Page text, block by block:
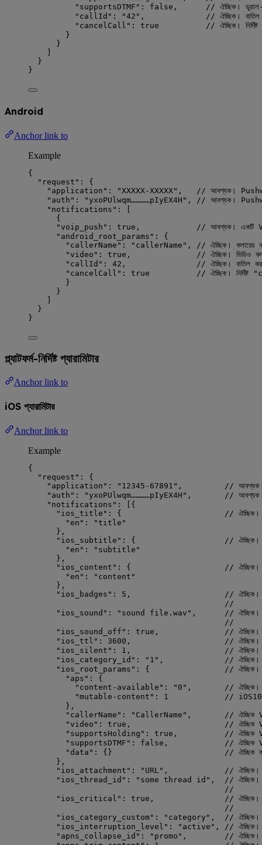
"supportsDTMF" : false , // ঐচ্ছিক। ডুয়াল-
"callId" : "42 " , // ঐচ্ছিক। বাতিল
"cancelCall" : true
// ঐচ্ছিক।
}
}
}
}
Android
Anchor link to
Example
{
"request" : {
"application" : " XXXXX-XXXXX" ,
// আবশ্যক।
"auth" : " yxoPUlwqm…………pIyEX4H " ,
// আবশ্যক।
"notifications" : [
{
"voip_push" : true ,
// আবশ্যক। একটি
"android_root_params" : {
"callerName" : " callerName " ,
// ঐচ্ছিক।
"video" : true ,
// ঐচ্ছিক। ভিডিও কল
"callId" : 42 ,
// ঐচ্ছিক। বাতিল
"cancelCall" : true
// ঐচ্ছিক।
}
}
}
}
প্ল্যাটফর্ম-নির্দিষ্ট প্যারামিটার
Anchor link to
iOS প্যারামিটার
Anchor link to
Example
{
"request" : {
"application" : " 12345-67891 " ,
// আবশ্যক।
"auth" : " yxoPUlwqm…………pIyEX4H " ,
// আবশ্যক।
"notifications" : [{
"ios_title" : {
// ঐচ্ছিক।
"en" : " title "
},
"ios_subtitle" : {
// ঐচ্ছিক।
"en" : " subtitle "
},
"ios_content" : {
// ঐচ্ছিক।
"en" : " content "
},
"ios_badges" : 5 ,
// ঐচ্ছিক।
//
"ios_sound" : " sound file.wav " ,
// ঐচ্ছিক।
//
"ios_sound_off" : true ,
// ঐচ্ছিক।
"ios_ttl" : 3600 ,
// ঐচ্ছিক।
"ios_silent" : 1 ,
// ঐচ্ছিক।
"ios_category_id" : " 1 " ,
// ঐচ্ছিক।
"ios_root_params" : {
// ঐচ্ছিক।
"aps" : {
"content-available" : " 0 " ,
// ঐচ্ছিক।
"mutable-content" : 1
// iOS10+
},
"callerName" : " CallerName " ,
// ঐচ্ছিক
"video" : true ,
// ঐচ্ছিক
"supportsHolding" : true ,
// ঐচ্ছিক
"supportsDTMF" : false ,
// ঐচ্ছিক
"data" : {}
// ঐচ্ছিক
},
"ios_attachment" : " URL " ,
// ঐচ্ছিক।
"ios_thread_id" : " some thread id " ,
// ঐচ্ছিক।
//
"ios_critical" : true ,
// ঐচ্ছিক।
//
"ios_category_custom" : " category " ,
// ঐচ্ছিক।
"ios_interruption_level" : " active " ,
// ঐচ্ছিক।
"apns_collapse_id" : " promo " ,
// ঐচ্ছিক।